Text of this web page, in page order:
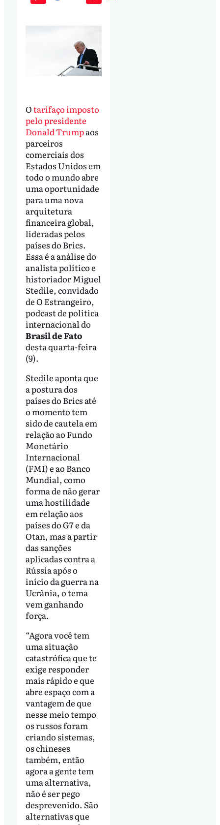
Play Mute
Otarifaço imposto
pelo presidente
Donald Trumpaos
parceiros
comerciais dos
Estados Unidos em
todo o mundo abre
uma oportunidade
para uma nova
arquitetura
financeira global,
líderadas pelos
países do Brics.
Essa é a análise do
analista político e
historiador Miguel
Stedile, convidado
de O Estrangeiro,
podcast de politica
internacional do
Brasil de Fato
desta quarta-feira
(9).
Stedile aponta que
a postura dos
países do Brics até
o momento tem
sido de cautela em
relação ao Fundo
Monetário
Internacional
(FMI) e ao Banco
Mundial, como
forma de não gerar
uma hostilidade
em relação aos
países do G7 e da
Otan, mas a partir
das sanções
aplicadas contra a
Rússia após o
início da guerra na
Ucrânia, o tema
vem ganhando
força.
“Agora você tem
uma situação
catastrófica que te
exige responder
mais rápido e que
abre espaço com a
vantagem de que
nesse meio tempo
os russos foram
criando sistemas,
os chineses
também, então
agora a gente tem
uma alternativa,
não é ser pego
desprevenido. São
alternativas que